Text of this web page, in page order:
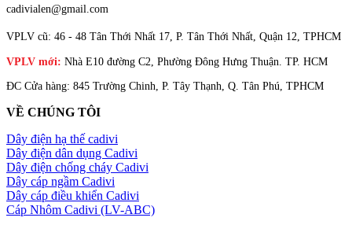
cadivialen@gmail.com
VPLV cũ: 46 - 48 Tân Thới Nhất 17, P. Tân Thới Nhất, Quận 12, TPHCM
VPLV mới: Nhà E10 đường C2, Phường Đông Hưng Thuận. TP. HCM
ĐC Cửa hàng: 845 Trường Chinh, P. Tây Thạnh, Q. Tân Phú, TPHCM
VỀ CHÚNG TÔI
Dây điện hạ thế cadivi
Dây điện dân dụng Cadivi
Dây điện chống cháy Cadivi
Dây cáp ngầm Cadivi
Dây cáp điều khiển Cadivi
Cáp Nhôm Cadivi (LV-ABC)